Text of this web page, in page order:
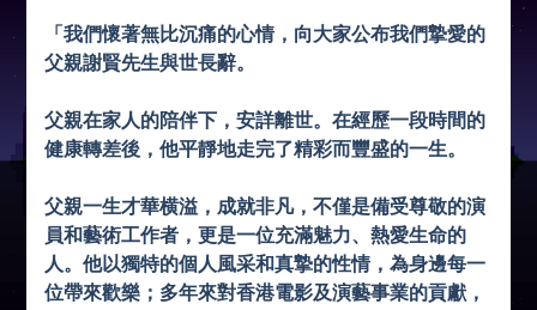
「我們懷著無比沉痛的心情，向大家公布我們摯愛的
父親謝賢先生與世長辭。
父親在家人的陪伴下，安詳離世。在經歷一段時間的
健康轉差後，他平靜地走完了精彩而豐盛的一生。
父親一生才華横溢，成就非凡，不僅是備受尊敬的演
員和藝術工作者，更是一位充滿魅力、熱愛生命的
人。他以獨特的個人風采和真摯的性情，為身邊每一
位帶來歡樂；多年來對香港電影及演藝事業的貢獻，